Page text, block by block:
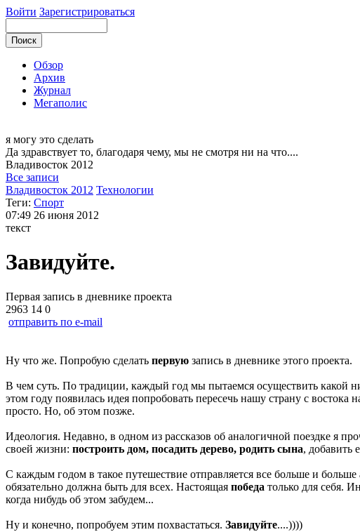
Войти Зарегистрироваться
Обзор
Архив
Журнал
Мегаполис
я могу это сделать
Да здравствует то, благодаря чему, мы не смотря ни на что....
Владивосток 2012
Все записи
Владивосток 2012 Технологии
Теги: Спорт
07:49 26 июня 2012
текст
Завидуйте.
Первая запись в дневнике проекта
2963 14 0
отправить по e-mail
Ну что же. Попробую сделать первую запись в дневнике этого проекта.
В чем суть. По традиции, каждый год мы пытаемся осуществить какой
этом году появилась идея попробовать пересечь нашу страну с
просто. Но, об этом позже.
Идеология. Недавно, в одном из рассказов об аналогичной поездке я
своей жизни: построить дом, посадить дерево, родить сына, добавить
С каждым годом в такое путешествие отправляется все больше и
обязательно должна быть для всех. Настоящая победа только для себя.
когда нибудь об этом забудем...
Ну и конечно, попробуем этим похвастаться. Завидуйте....))))